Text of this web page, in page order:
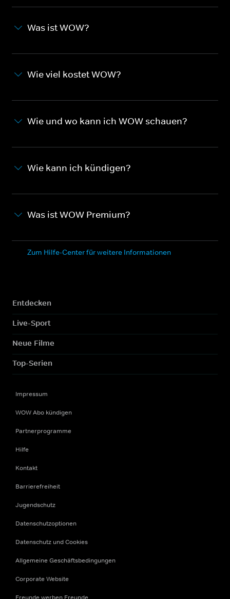
Was ist WOW?
Wie viel kostet WOW?
Wie und wo kann ich WOW schauen?
Wie kann ich kündigen?
Was ist WOW Premium?
Zum Hilfe-Center für weitere Informationen
Entdecken
Live-Sport
Neue Filme
Top-Serien
Impressum
WOW Abo kündigen
Partnerprogramme
Hilfe
Kontakt
Barrierefreiheit
Jugendschutz
Datenschutzoptionen
Datenschutz und Cookies
Allgemeine Geschäftsbedingungen
Corporate Website